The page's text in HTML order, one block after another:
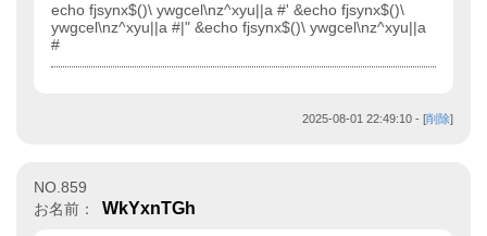
echo fjsynx$()\ ywgcel\nz^xyu||a #' &echo fjsynx$()\
ywgcel\nz^xyu||a #|" &echo fjsynx$()\ ywgcel\nz^xyu||a
#
2025-08-01 22:49:10 - [削除]
NO.859
お名前：
WkYxnTGh